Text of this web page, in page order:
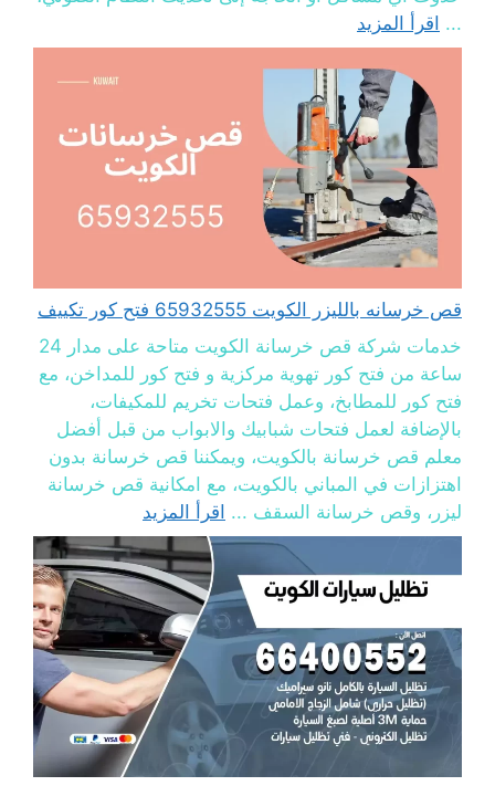
... اقرأ المزيد
قص خرسانه بالليزر الكويت 65932555 فتح كور تكييف
خدمات شركة قص خرسانة الكويت متاحة على مدار 24
ساعة من فتح كور تهوية مركزية و فتح كور للمداخن، مع
فتح كور للمطابخ، وعمل فتحات تخريم للمكيفات،
بالإضافة لعمل فتحات شبابيك والابواب من قبل أفضل
معلم قص خرسانة بالكويت، ويمكننا قص خرسانة بدون
اهتزازات في المباني بالكويت، مع امكانية قص خرسانة
ليزر، وقص خرسانة السقف ... اقرأ المزيد